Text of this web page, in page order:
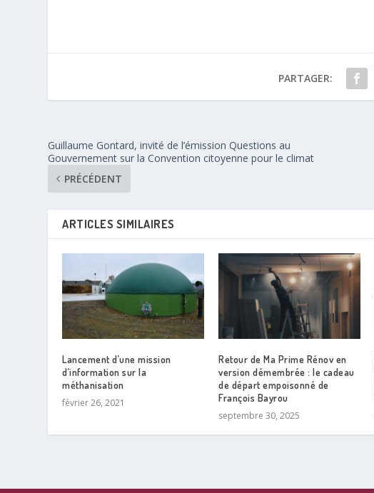
PARTAGER:
Guillaume Gontard, invité de l’émission Questions au
Gouvernement sur la Convention citoyenne pour le climat
PRÉCÉDENT
ARTICLES SIMILAIRES
Lancement d’une mission
d’information sur la
méthanisation
février 26, 2021
Retour de Ma Prime Rénov en
version démembrée : le cadeau
de départ empoisonné de
François Bayrou
septembre 30, 2025